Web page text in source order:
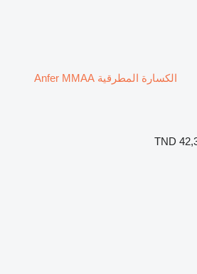
الكسارة المطرقية Anfer MMAA
TND